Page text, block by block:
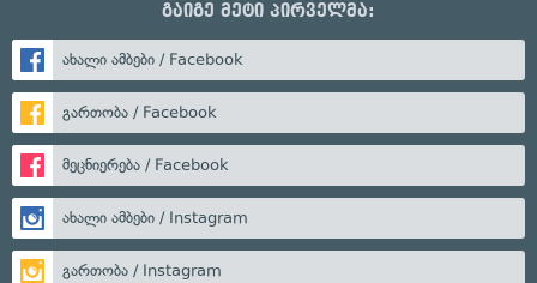
გაიგე მეტი პირველმა:
ახალი ამბები / Facebook
გართობა / Facebook
მეცნიერება / Facebook
ახალი ამბები / Instagram
გართობა / Instagram